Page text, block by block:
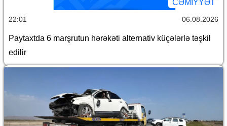
CƏMİYYƏT
22:01 06.08.2026
Paytaxtda 6 marşrutun hərəkəti alternativ küçələrlə təşkil
edilir